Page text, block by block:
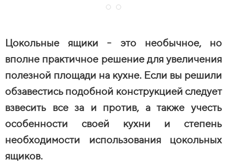
Цокольные ящики - это необычное, но
вполне практичное решение для увеличения
полезной площади на кухне. Если вы решили
обзавестись подобной конструкцией следует
взвесить все за и против, а также учесть
особенности своей кухни и степень
необходимости использования цокольных
ящиков.